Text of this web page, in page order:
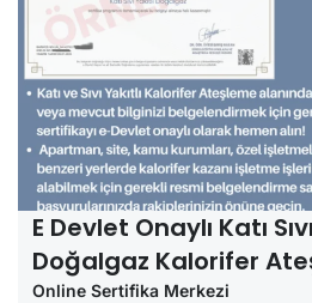
E Devlet Onaylı Katı
Doğalgaz Kalorifer
Online Sertifika Merkezi